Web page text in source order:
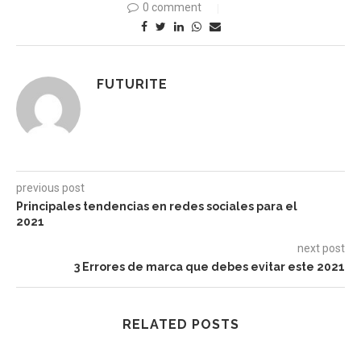
0 comment
FUTURITE
previous post
Principales tendencias en redes sociales para el
2021
next post
3 Errores de marca que debes evitar este 2021
RELATED POSTS